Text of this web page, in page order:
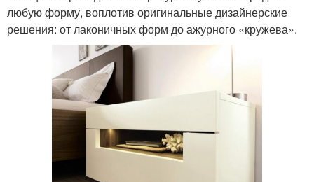
любую форму, воплотив оригинальные дизайнерские
решения: от лаконичных форм до ажурного «кружева».